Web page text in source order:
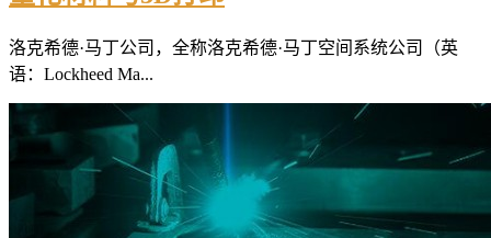
洛克希德·马丁公司，全称洛克希德·马丁空间系统公司（英
语：Lockheed Ma...